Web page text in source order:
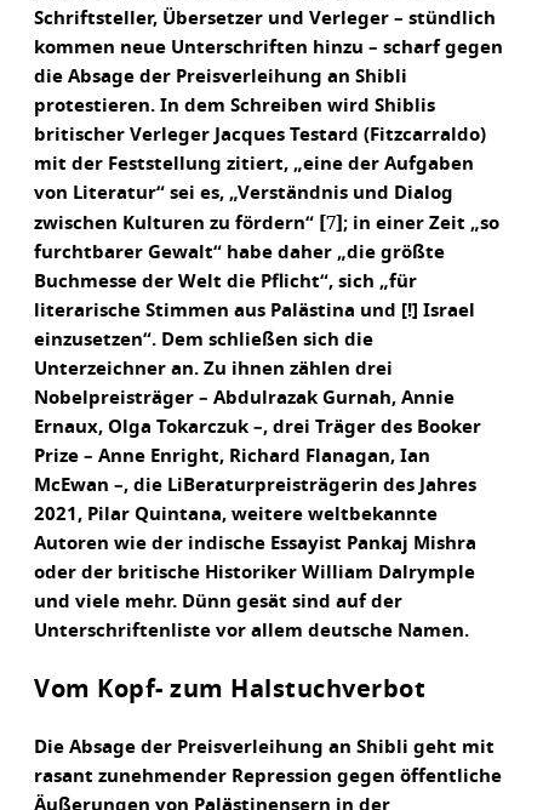
Schriftsteller, Übersetzer und Verleger – stündlich
kommen neue Unterschriften hinzu – scharf gegen
die Absage der Preisverleihung an Shibli
protestieren. In dem Schreiben wird Shiblis
britischer Verleger Jacques Testard (Fitzcarraldo)
mit der Feststellung zitiert, „eine der Aufgaben
von Literatur“ sei es, „Verständnis und Dialog
zwischen Kulturen zu fördern“ [7]; in einer Zeit „so
furchtbarer Gewalt“ habe daher „die größte
Buchmesse der Welt die Pflicht“, sich „für
literarische Stimmen aus Palästina und [!] Israel
einzusetzen“. Dem schließen sich die
Unterzeichner an. Zu ihnen zählen drei
Nobelpreisträger – Abdulrazak Gurnah, Annie
Ernaux, Olga Tokarczuk –, drei Träger des Booker
Prize – Anne Enright, Richard Flanagan, Ian
McEwan –, die LiBeraturpreisträgerin des Jahres
2021, Pilar Quintana, weitere weltbekannte
Autoren wie der indische Essayist Pankaj Mishra
oder der britische Historiker William Dalrymple
und viele mehr. Dünn gesät sind auf der
Unterschriftenliste vor allem deutsche Namen.
Vom Kopf- zum Halstuchverbot
Die Absage der Preisverleihung an Shibli geht mit
rasant zunehmender Repression gegen öffentliche
Äußerungen von Palästinensern in der